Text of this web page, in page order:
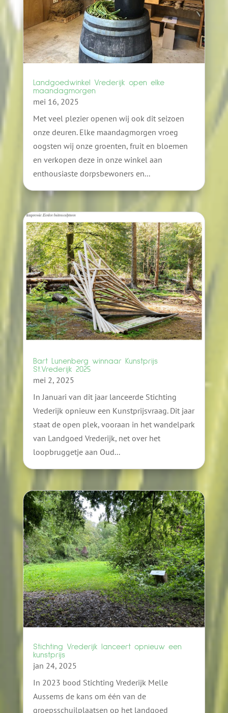
Landgoedwinkel Vrederijk open elke
maandagmorgen
mei 16, 2025
Met veel plezier openen wij ook dit seizoen
onze deuren. Elke maandagmorgen vroeg
oogsten wij onze groenten, fruit en bloemen
en verkopen deze in onze winkel aan
enthousiaste dorpsbewoners en...
Bart Lunenberg winnaar Kunstprijs
St.Vrederijk 2025
mei 2, 2025
In Januari van dit jaar lanceerde Stichting
Vrederijk opnieuw een Kunstprijsvraag. Dit jaar
staat de open plek, vooraan in het wandelpark
van Landgoed Vrederijk, net over het
loopbruggetje aan Oud...
Stichting Vrederijk lanceert opnieuw een
kunstprijs
jan 24, 2025
In 2023 bood Stichting Vrederijk Melle
Aussems de kans om één van de
groepsschuilplaatsen op het landgoed